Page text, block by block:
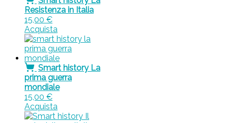
Resistenza in Italia
15,00 €
Acquista
Smart history La
prima guerra
mondiale
15,00 €
Acquista